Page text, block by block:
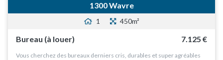
1300 Wavre
1 450m²
Bureau (à louer) 7.125 €
Vous cherchez des bureaux derniers cris, durables et super agréables